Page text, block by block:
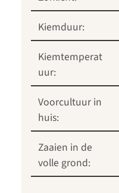
Kiemduur:
Kiemtemperat
uur:
Voorcultuur in
huis:
Zaaien in de
volle grond: